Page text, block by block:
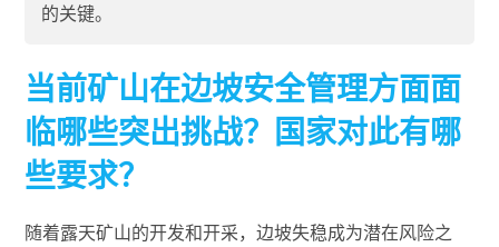
的关键。
当前矿山在边坡安全管理方面面
临哪些突出挑战？国家对此有哪
些要求？
随着露天矿山的开发和开采，边坡失稳成为潜在风险之